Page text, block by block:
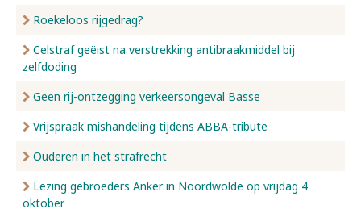
Roekeloos rijgedrag?
Celstraf geëist na verstrekking antibraakmiddel bij
zelfdoding
Geen rij-ontzegging verkeersongeval Basse
Vrijspraak mishandeling tijdens ABBA-tribute
Ouderen in het strafrecht
Lezing gebroeders Anker in Noordwolde op vrijdag 4
oktober